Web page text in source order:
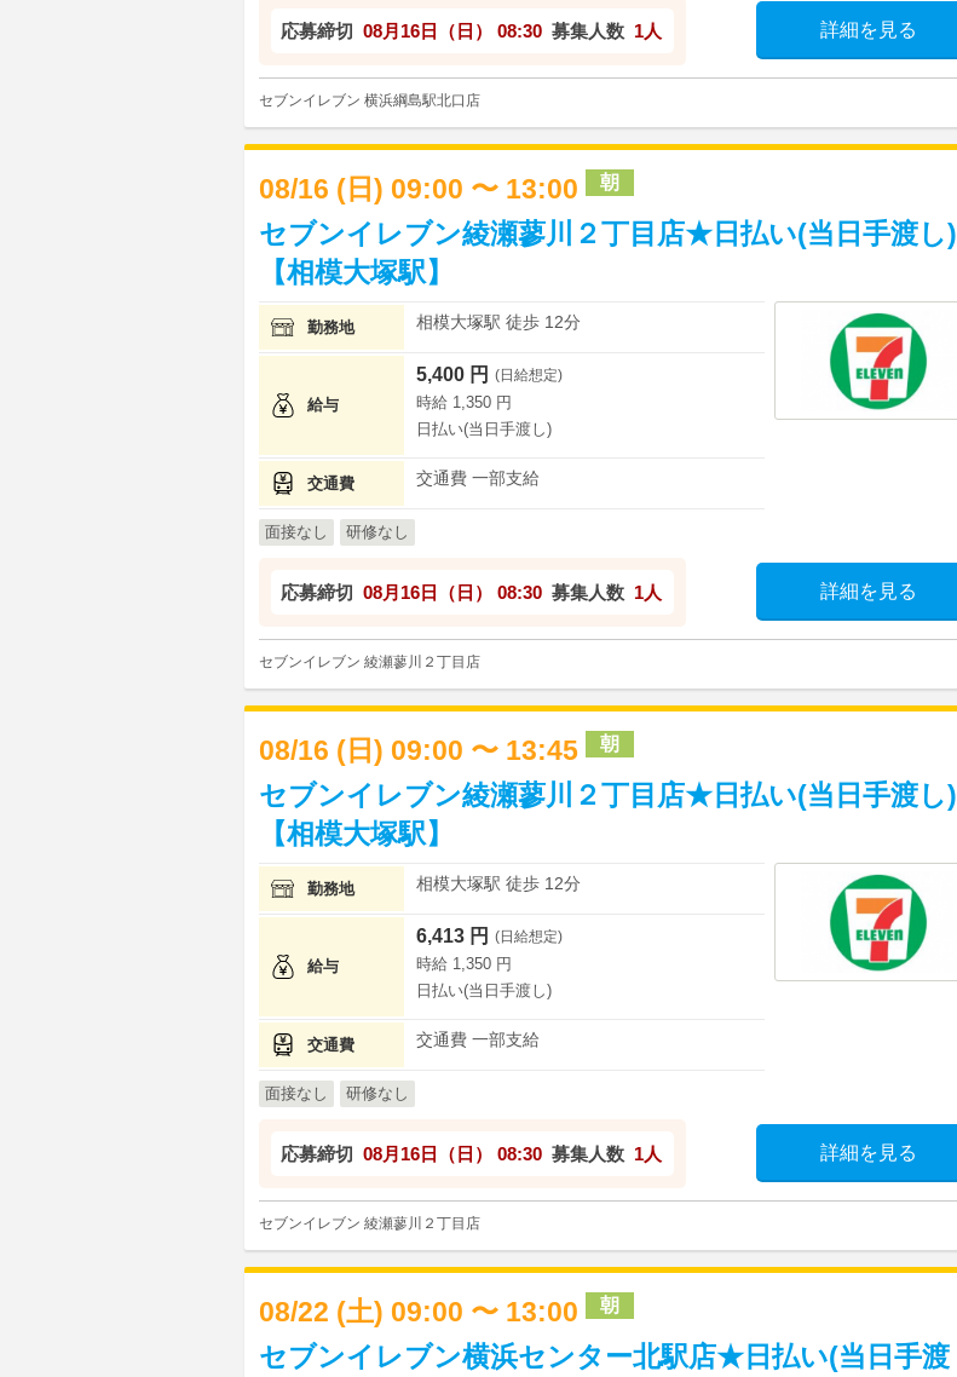
応募締切 08月16日（日） 08:30 募集人数 1人 詳細を見る
セブンイレブン 横浜綱島駅北口店
08/16 (日) 09:00 〜 13:00 朝
セブンイレブン綾瀬蓼川２丁目店★日払い(当日手渡し)
【相模大塚駅】
勤務地 相模大塚駅 徒歩 12分
給与
5,400 円 (日給想定)
時給 1,350 円
日払い(当日手渡し)
交通費 交通費 一部支給
面接なし 研修なし
応募締切 08月16日（日） 08:30 募集人数 1人 詳細を見る
セブンイレブン 綾瀬蓼川２丁目店
08/16 (日) 09:00 〜 13:45 朝
セブンイレブン綾瀬蓼川２丁目店★日払い(当日手渡し)
【相模大塚駅】
勤務地 相模大塚駅 徒歩 12分
給与
6,413 円 (日給想定)
時給 1,350 円
日払い(当日手渡し)
交通費 交通費 一部支給
面接なし 研修なし
応募締切 08月16日（日） 08:30 募集人数 1人 詳細を見る
セブンイレブン 綾瀬蓼川２丁目店
08/22 (土) 09:00 〜 13:00 朝
セブンイレブン横浜センター北駅店★日払い(当日手渡